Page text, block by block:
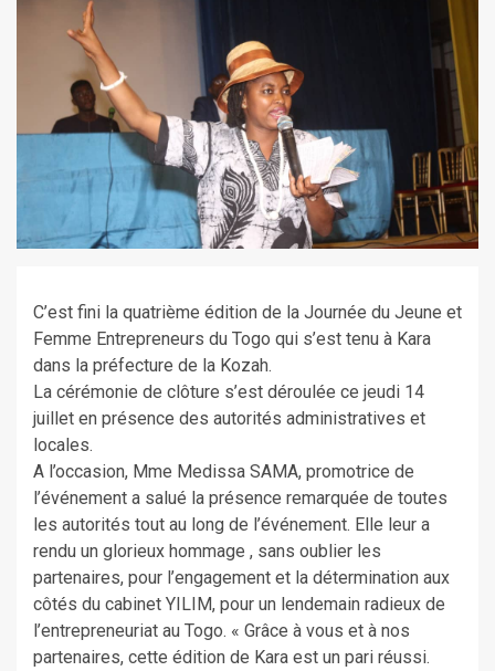
C’est fini la quatrième édition de la Journée du Jeune et
Femme Entrepreneurs du Togo qui s’est tenu à Kara
dans la préfecture de la Kozah.
La cérémonie de clôture s’est déroulée ce jeudi 14
juillet en présence des autorités administratives et
locales.
A l’occasion, Mme Medissa SAMA, promotrice de
l’événement a salué la présence remarquée de toutes
les autorités tout au long de l’événement. Elle leur a
rendu un glorieux hommage , sans oublier les
partenaires, pour l’engagement et la détermination aux
côtés du cabinet YILIM, pour un lendemain radieux de
l’entrepreneuriat au Togo. « Grâce à vous et à nos
partenaires, cette édition de Kara est un pari réussi.